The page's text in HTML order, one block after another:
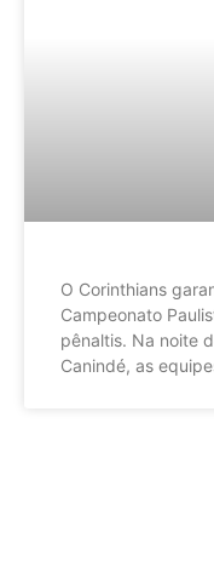
O Corinthians
Campeonato
pênaltis. Na noite
Canindé, as